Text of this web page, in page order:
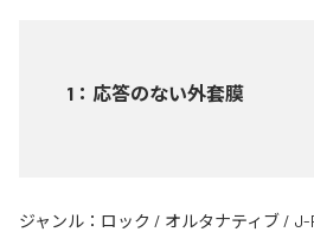
1 ： 応答のない外套膜
ジャンル： ロック / オルタナティブ / J-